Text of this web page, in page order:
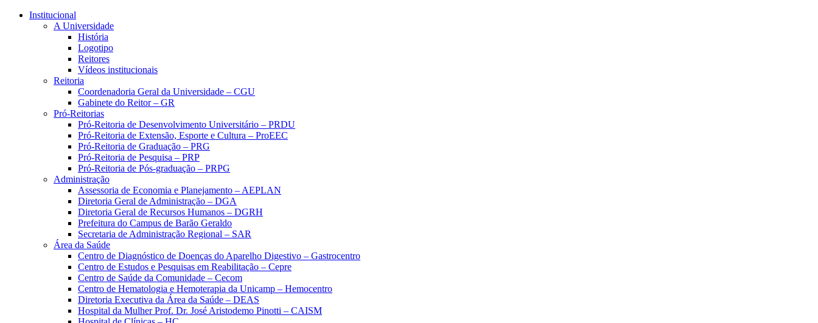
Conteúdo principal
Institucional
A Universidade
História
Logotipo
Reitores
Vídeos institucionais
Reitoria
Coordenadoria Geral da Universidade – CGU
Gabinete do Reitor – GR
Pró-Reitorias
Pró-Reitoria de Desenvolvimento Universitário – PRDU
Pró-Reitoria de Extensão, Esporte e Cultura – ProEEC
Pró-Reitoria de Graduação – PRG
Pró-Reitoria de Pesquisa – PRP
Pró-Reitoria de Pós-graduação – PRPG
Administração
Assessoria de Economia e Planejamento – AEPLAN
Diretoria Geral de Administração – DGA
Diretoria Geral de Recursos Humanos – DGRH
Prefeitura do Campus de Barão Geraldo
Secretaria de Administração Regional – SAR
Área da Saúde
Centro de Diagnóstico de Doenças do Aparelho Digestivo – Gastrocentro
Centro de Estudos e Pesquisas em Reabilitação – Cepre
Centro de Saúde da Comunidade – Cecom
Centro de Hematologia e Hemoterapia da Unicamp – Hemocentro
Diretoria Executiva da Área da Saúde – DEAS
Hospital da Mulher Prof. Dr. José Aristodemo Pinotti – CAISM